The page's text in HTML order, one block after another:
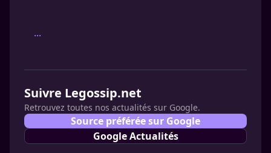
...
Suivre Legossip.net
Retrouvez toutes nos actualités sur Google.
Source préférée sur Google
Google Actualités